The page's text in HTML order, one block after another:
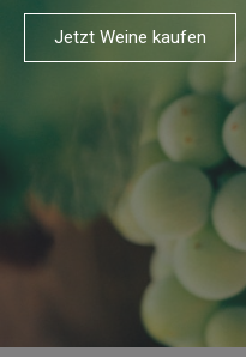
Jetzt Weine kaufen